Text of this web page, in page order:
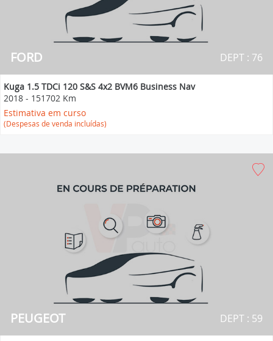
FORD DEPT : 76
Kuga 1.5 TDCi 120 S&S 4x2 BVM6 Business Nav
2018 - 151702 Km
Estimativa em curso
(Despesas de venda incluídas)
PEUGEOT DEPT : 59